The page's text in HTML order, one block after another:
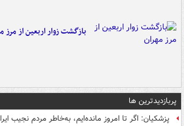
بازگشت زوار اربعین از مرز
پربازدیدترین ها
پزشکیان: اگر تا امروز مانده‌ایم، به‌خاطر مردم نجیب